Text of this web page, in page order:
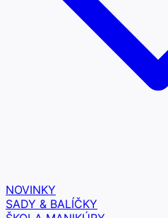
NOVINKY
SADY & BALÍČKY